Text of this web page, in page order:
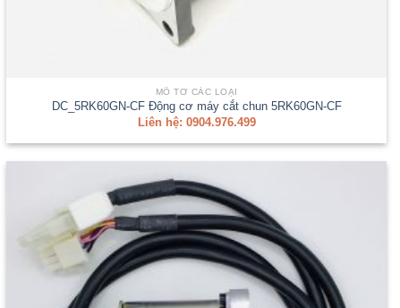
MÔ TƠ CÁC LOẠI
DC_5RK60GN-CF Động cơ máy cắt chun 5RK60GN-CF
Liên hệ: 0904.976.499